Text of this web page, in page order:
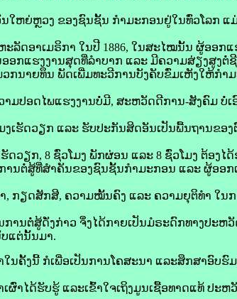
ໃຫຍ່ຫຼວງ ຂອງຊົນຊັ້ນ ກຳມະກອນຢູ່ໃນທົ່ວໂລກ ແ
ະລັດອາເມຣິກາ ໃນປີ 1886, ໃນສະໄໝນັ້ນ ຜູ້ອອ
ອອກແຮງງານສຸດທີ່ລຳບາກ ແລະ ມີຄວາມສ່ຽງສູງຕໍ່
ກນາຍທຶນ ພັດເພີ່ມທະວີການບັງຄັບຂົ່ມເຫັງໃຫ້ກຳ
າມປອດໄພແຮງງານບໍ່ມີ, ສະຫວັດດີການ-ສັງຄົມ ບໍ່
ເຮັດວຽກ ແລະ ຮັບປະກັນສິດອັນ​ເປັນພື້ນຖານຂອງ
ຮັດວຽກ, 8 ຊົ່ວໂມງ ພັກຜ່ອນ ແລະ 8 ຊົ່ວໂມງ ຕ້ອງ
ານຕໍ່ສູ້ທີ່ສໍາຄັນຂອງຊົນຊັ້ນກຳມະກອນ ແລະ ຜູ້ອອກ
, ກຽດສັກສີ, ຄວາມໝັ້ນຄົງ ແລະ ຄວາມຍຸຕິທຳ ໃນ
ານຕໍ່ສູ້ດັ່ງກ່າວ ຈຶ່ງໄດ້ກາຍເປັນມໍຣະດົກທາງປະຫວັ
ແຕ່ນັ້ນມາ.
ນຄັ້ງນີ້ ກໍເພື່ອເປັນການໂຄສະນາ ແລະສຶກສາອົບ
ຜົ່າໄດ້ຮັບຮູ້ ແລະເຂົ້າໃຈເຖິງມູນເຊື້ອທາດແທ້ ປະ